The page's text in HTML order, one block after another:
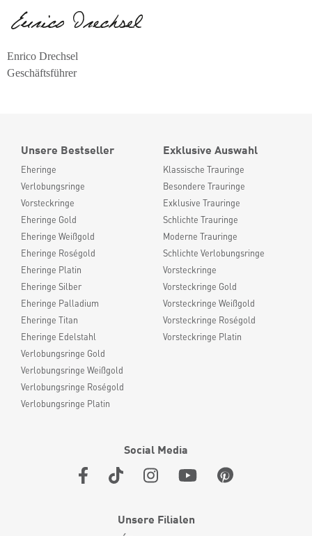
Enrico Drechsel
Geschäftsführer
Unsere Bestseller
Eheringe
Verlobungsringe
Vorsteckringe
Eheringe Gold
Eheringe Weißgold
Eheringe Roségold
Eheringe Platin
Eheringe Silber
Eheringe Palladium
Eheringe Titan
Eheringe Edelstahl
Verlobungsringe Gold
Verlobungsringe Weißgold
Verlobungsringe Roségold
Verlobungsringe Platin
Exklusive Auswahl
Klassische Trauringe
Besondere Trauringe
Exklusive Trauringe
Schlichte Trauringe
Moderne Trauringe
Schlichte Verlobungsringe
Vorsteckringe
Vorsteckringe Gold
Vorsteckringe Weißgold
Vorsteckringe Roségold
Vorsteckringe Platin
Social Media
Unsere Filialen